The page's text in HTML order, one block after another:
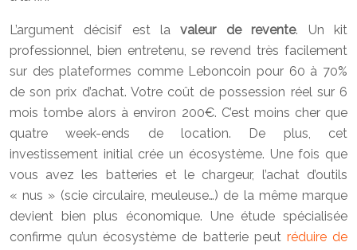
L’argument décisif est lavaleur de revente. Un kit
professionnel, bien entretenu, se revend très facilement
sur des plateformes comme Leboncoin pour 60 à 70%
de son prix d’achat. Votre coût de possession réel sur 6
mois tombe alors à environ 200€. C’est moins cher que
quatre week-ends de location. De plus, cet
investissement initial crée un écosystème. Une fois que
vous avez les batteries et le chargeur, l’achat d’outils
« nus » (scie circulaire, meuleuse…) de la même marque
devient bien plus économique. Une étude spécialisée
confirme qu’un écosystème de batterie peut réduire de